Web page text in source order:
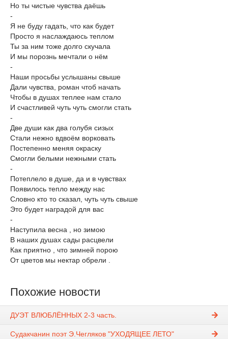
Но ты чистые чувства даёшь
-
Я не буду гадать, что как будет
Просто я наслаждаюсь теплом
Ты за ним тоже долго скучала
И мы порознь мечтали о нём
-
Наши просьбы услышаны свыше
Дали чувства, роман чтоб начать
Чтобы в душах теплее нам стало
И счастливей чуть чуть смогли стать
-
Две души как два голубя сизых
Стали нежно вдвоём ворковать
Постепенно меняя окраску
Смогли белыми нежными стать
-
Потеплело в душе, да и в чувствах
Появилось тепло между нас
Словно кто то сказал, чуть чуть свыше
Это будет наградой для вас
-
Наступила весна , но зимою
В наших душах сады расцвели
Как приятно , что зимней порою
От цветов мы нектар обрели .
Похожие новости
ДУЭТ ВЛЮБЛЁННЫХ 2-3 часть.
Судакчанин поэт Э.Чегляков "УХОДЯЩЕЕ ЛЕТО"